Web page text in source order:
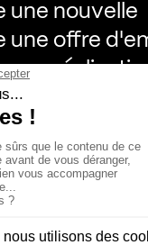
une nouvelle
une offre
une
de Kollectif
de Kollectif
de Kollectif